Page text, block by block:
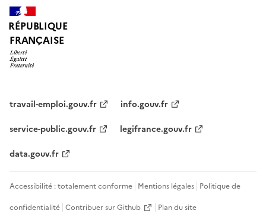
RÉPUBLIQUE
FRANÇAISE
travail-emploi.gouv.fr
info.gouv.fr
service-public.gouv.fr
legifrance.gouv.fr
data.gouv.fr
Accessibilité : totalement conforme Mentions légales Politique de
confidentialité Contribuer sur Github Plan du site